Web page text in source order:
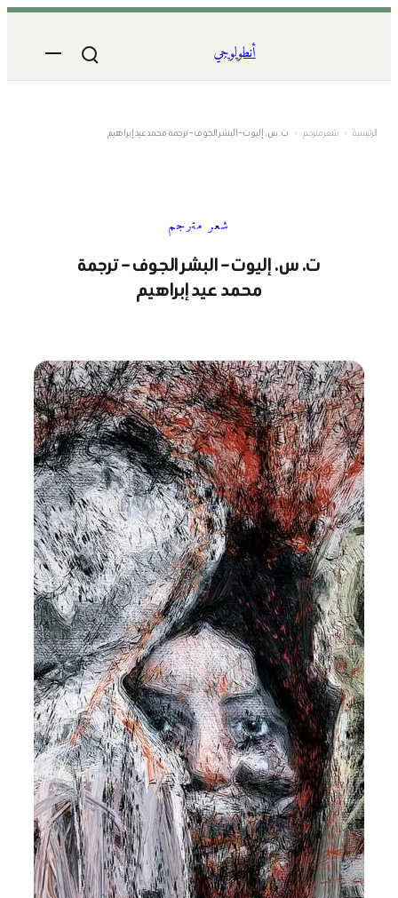
مترجم › ت. س. إليوت – البشر الجوف – ترجمة محمد عيد إبراهيم
ت. س. إليوت – البشر الجوف – ترجمة
محمد عيد إبراهيم